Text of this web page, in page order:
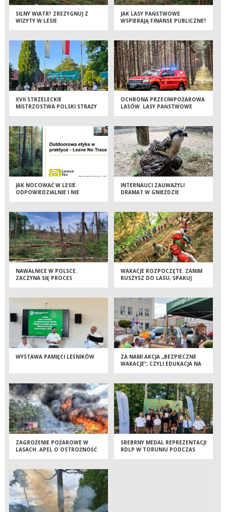
SILNY WIATR? ZREZYGNUJ Z
WIZYTY W LESIE
JAK LASY PAŃSTWOWE
WSPIERAJĄ FINANSE PUBLICZNE?
XVII STRZELECKIE
MISTRZOSTWA POLSKI STRAŻY
RYWALIZACJI
OCHRONA PRZECIWPOŻAROWA
LASÓW. LASY PAŃSTWOWE
GAŚNICZE
JAK NOCOWAĆ W LESIE
ODPOWIEDZIALNIE I NIE
INTERNAUCI ZAUWAŻYLI
DRAMAT W GNIEŹDZIE
URATOWAŁA MŁODEGO PTAKA
NAWAŁNICE W POLSCE.
ZACZYNA SIĘ PROCES
WAKACJE ROZPOCZĘTE. ZANIM
RUSZYSZ DO LASU, SPAKUJ
WYSTAWA PAMIĘCI LEŚNIKÓW
ZA NAMI AKCJA „BEZPIECZNE
WAKACJE”, CZYLI EDUKACJA NA
ZAGROŻENIE POŻAROWE W
LASACH. APEL O OSTROŻNOŚĆ
SREBRNY MEDAL REPREZENTACJI
RDLP W TORUNIU PODCZAS